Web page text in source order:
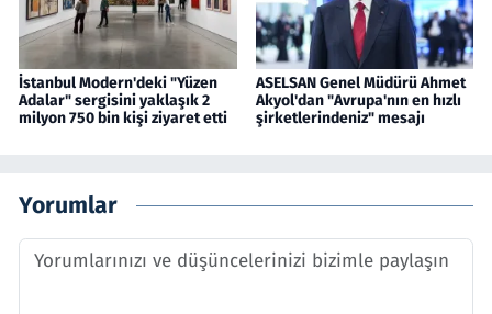
İstanbul Modern'deki "Yüzen
Adalar" sergisini yaklaşık 2
milyon 750 bin kişi ziyaret etti
ASELSAN Genel Müdürü Ahmet
Akyol'dan "Avrupa'nın en hızlı
şirketlerindeniz" mesajı
Yorumlar